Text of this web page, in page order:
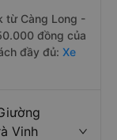
từ Càng Long -
đồng của
đầy đủ: Xe
Vinh